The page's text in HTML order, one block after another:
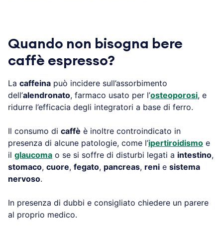
Quando non bisogna bere
caffè espresso?
La caffeina può incidere sull’assorbimento
dell’alendronato, farmaco usato per l’osteoporosi, e
ridurre l’efficacia degli integratori a base di ferro.
Il consumo di caffè è inoltre controindicato in
presenza di alcune patologie, come l’ipertiroidismo e
il glaucoma o se si soffre di disturbi legati a intestino,
stomaco, cuore, fegato, pancreas, reni e sistema
nervoso.
In presenza di dubbi e consigliato chiedere un parere
al proprio medico.